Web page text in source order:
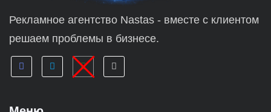
Рекламное агентство Nastas - вместе с клиентом
решаем проблемы в бизнесе.